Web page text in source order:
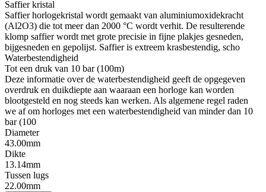
Saffier kristal
Saffier horlogekristal wordt gemaakt van aluminiumoxidekracht
(Al2O3) die tot meer dan 2000 °C wordt verhit. De resulterende
klomp saffier wordt met grote precisie in fijne plakjes gesneden,
bijgesneden en gepolijst. Saffier is extreem krasbestendig, scho
Waterbestendigheid
Tot een druk van 10 bar (100m)
Deze informatie over de waterbestendigheid geeft de opgegeven
overdruk en duikdiepte aan waaraan een horloge kan worden
blootgesteld en nog steeds kan werken. Als algemene regel raden
we af om horloges met een waterbestendigheid van minder dan 10
bar (100
Diameter
43.00mm
Dikte
13.14mm
Tussen lugs
22.00mm